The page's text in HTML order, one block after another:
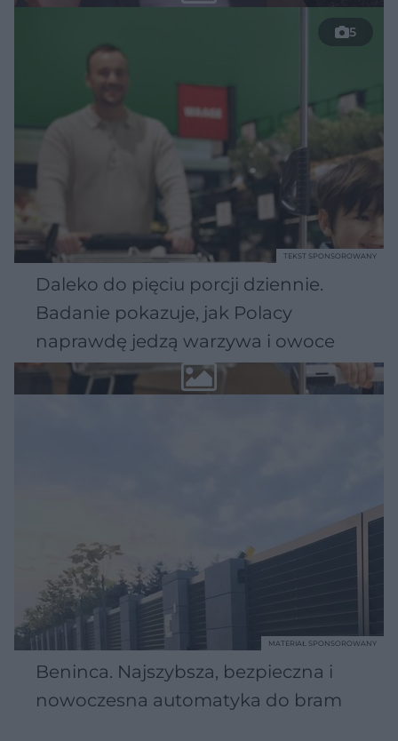
5
Daleko do pięciu porcji dziennie.
Badanie pokazuje, jak Polacy
naprawdę jedzą warzywa i owoce
TEKST SPONSOROWANY
Beninca. Najszybsza, bezpieczna i
nowoczesna automatyka do bram
MATERIAŁ SPONSOROWANY